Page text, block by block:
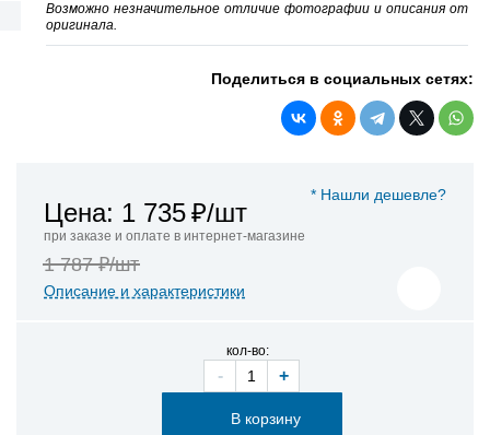
Возможно незначительное отличие фотографии и описания от
оригинала.
Поделиться в социальных сетях:
* Нашли дешевле?
Цена: 1 735₽/шт
при заказе и оплате в интернет-магазине
1 787 ₽/шт
Описание и характеристики
кол-во:
- +